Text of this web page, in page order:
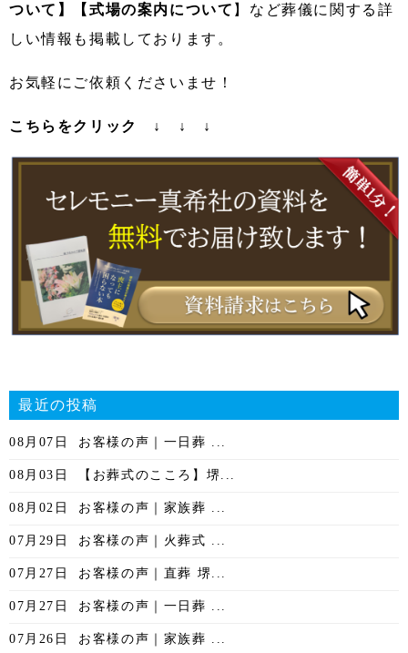
ついて】【式場の案内について 】など葬儀に関する詳
しい情報も掲載しております。
お気軽にご依頼くださいませ！
こちらをクリック ↓ ↓ ↓
最近の投稿
08月07日 お客様の声｜一日葬 ...
08月03日 【お葬式のこころ】堺...
08月02日 お客様の声｜家族葬 ...
07月29日 お客様の声｜火葬式 ...
07月27日 お客様の声｜直葬 堺...
07月27日 お客様の声｜一日葬 ...
07月26日 お客様の声｜家族葬 ...